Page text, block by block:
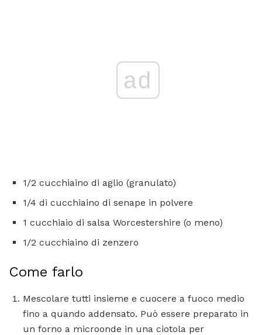
ad
1/2 cucchiaino di aglio (granulato)
1/4 di cucchiaino di senape in polvere
1 cucchiaio di salsa Worcestershire (o meno)
1/2 cucchiaino di zenzero
Come farlo
Mescolare tutti insieme e cuocere a fuoco medio
fino a quando addensato. Può essere preparato in
un forno a microonde in una ciotola per